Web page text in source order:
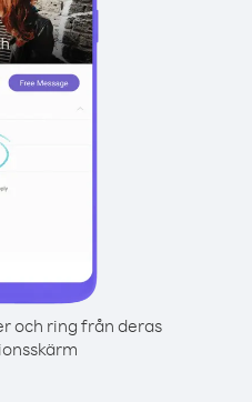
och ring från deras